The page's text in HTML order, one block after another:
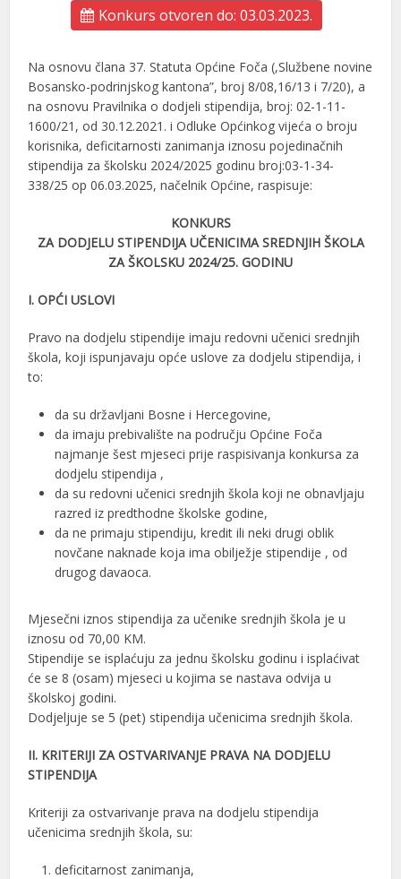
Konkurs otvoren do: 03.03.2023.
Na osnovu člana 37. Statuta Općine Foča (,Službene novine
Bosansko-podrinjskog kantona”, broj 8/08,16/13 i 7/20), a
na osnovu Pravilnika o dodjeli stipendija, broj: 02-1-11-
1600/21, od 30.12.2021. i Odluke Općinkog vijeća o broju
korisnika, deficitarnosti zanimanja iznosu pojedinačnih
stipendija za školsku 2024/2025 godinu broj:03-1-34-
338/25 op 06.03.2025, načelnik Općine, raspisuje:
KONKURS
ZA DODJELU STIPENDIJA UČENICIMA SREDNJIH ŠKOLA
ZA ŠKOLSKU 2024/25. GODINU
I. OPĆI USLOVI
Pravo na dodjelu stipendije imaju redovni učenici srednjih
škola, koji ispunjavaju opće uslove za dodjelu stipendija, i
to:
da su državljani Bosne i Hercegovine,
da imaju prebivalište na području Općine Foča
najmanje šest mjeseci prije raspisivanja konkursa za
dodjelu stipendija ,
da su redovni učenici srednjih škola koji ne obnavljaju
razred iz predthodne školske godine,
da ne primaju stipendiju, kredit ili neki drugi oblik
novčane naknade koja ima obilježje stipendije , od
drugog davaoca.
Mjesečni iznos stipendija za učenike srednjih škola je u
iznosu od 70,00 KM.
Stipendije se isplaćuju za jednu školsku godinu i isplaćivat
će se 8 (osam) mjeseci u kojima se nastava odvija u
školskoj godini.
Dodjeljuje se 5 (pet) stipendija učenicima srednjih škola.
II. KRITERIJI ZA OSTVARIVANJE PRAVA NA DODJELU
STIPENDIJA
Kriteriji za ostvarivanje prava na dodjelu stipendija
učenicima srednjih škola, su:
deficitarnost zanimanja,